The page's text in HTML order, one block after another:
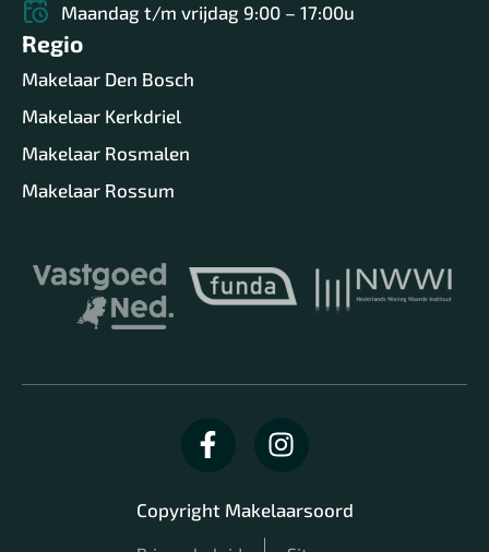
Maandag t/m vrijdag 9:00 – 17:00u
Regio
Makelaar Den Bosch
Makelaar Kerkdriel
Makelaar Rosmalen
Makelaar Rossum
Copyright Makelaarsoord